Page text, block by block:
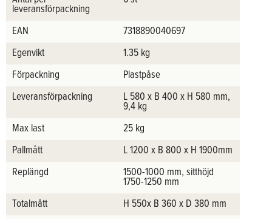
leveransförpackning
EAN
7318890040697
Egenvikt
1.35 kg
Förpackning
Plastpåse
Leveransförpackning
L 580 x B 400 x H 580 mm,
9,4 kg
Max last
25 kg
Pallmått
L 1200 x B 800 x H 1900mm
Replängd
1500-1000 mm, sitthöjd
1750-1250 mm
Totalmått
H 550x B 360 x D 380 mm